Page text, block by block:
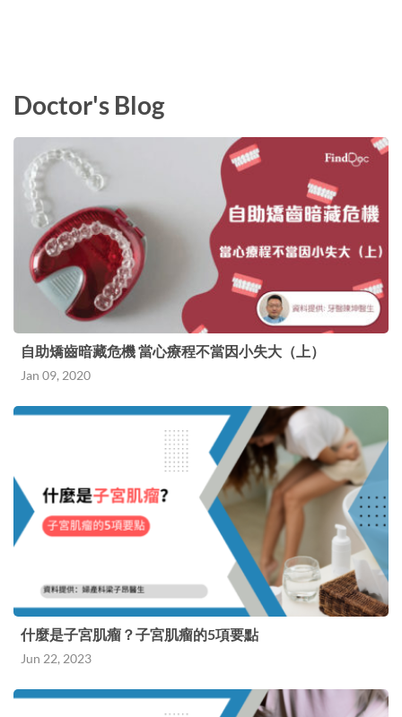
繪圖的設計師都是高危人群。 你有沒有「媽媽
手」？ 跟住指示做出以下動作（圖二），便可以
初步評估你是否有機會是患上了⌈媽媽手⌋： 伸直手
臂，手心向內，即大拇指在上、尾指在下將大拇指
往掌心收起，另外四隻手指把拇指抓住慢慢將拳頭
指向下如果拇指對下手腕位置感到痛楚，就有機會
是「媽媽手」 及早診治「媽媽手」 休息為康復關
鍵 當發現自己有「媽媽手」，有些人會自行胡亂
拉筋，這不但有機會延誤治療的時機，更有可能加
劇痛楚。也有些患者會依賴鎮痛貼消除痛楚，林醫
貼更有可能造成皮膚敏感。 林醫生指，如果發現
得早，輕微的個案只需要跟從醫生指示改善姿勢，
用正確的方法伸展，配合足夠的休息和配戴護托保
護手腕，大多都能不藥而癒。但如果經過一星期，
情況仍未有改善，患者就可能需要接受物理治療。
至於較為嚴重的個案，治療上就需要處方含局部麻
醉藥和低劑量類固醇的消炎針。林醫生分享，不少
正在餵哺母乳的媽媽都不希望用藥治療，害怕藥物
會影響寶寶，因此她再次提醒媽媽們，如發現自己
減低需要用藥的機會。 如果用藥後情況仍不理
Doctor's Blog
自助矯齒暗藏危機 當心療程不當因小失大（上）
Jan 09, 2020
什麼是子宮肌瘤？子宮肌瘤的5項要點
Jun 22, 2023